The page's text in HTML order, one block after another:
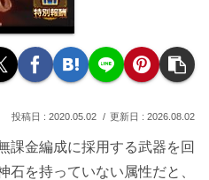
2020.05.02 2026.08.02
課金編成に採用する武器を回
石を持っていない属性だと、